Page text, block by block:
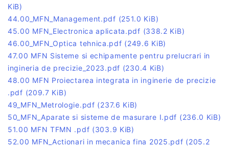
KiB)
44.00_MFN_Management.pdf (251.0 KiB)
45.00 MFN_Electronica aplicata.pdf (338.2 KiB)
46.00_MFN_Optica tehnica.pdf (249.6 KiB)
47.00 MFN Sisteme si echipamente pentru prelucrari in
ingineria de precizie_2023.pdf (230.4 KiB)
48.00 MFN Proiectarea integrata in inginerie de precizie
.pdf (209.7 KiB)
49_MFN_Metrologie.pdf (237.6 KiB)
50_MFN_Aparate si sisteme de masurare I.pdf (236.0 KiB)
51.00 MFN TFMN .pdf (303.9 KiB)
52.00 MFN_Actionari in mecanica fina 2025.pdf (205.2